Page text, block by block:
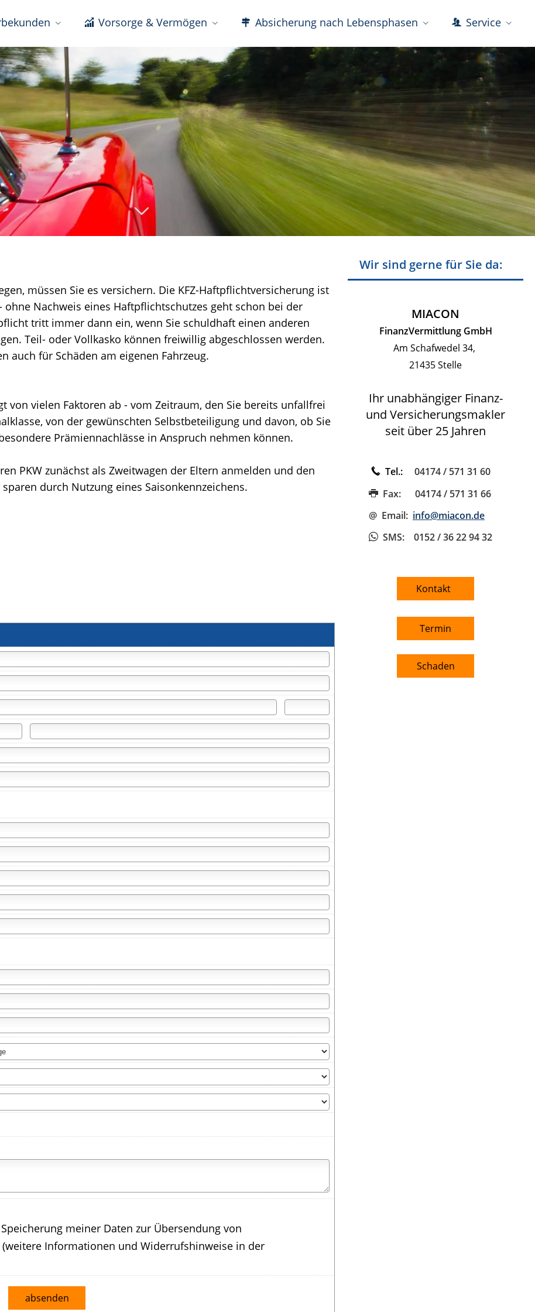
Vorsorge & Vermögen Absicherung nach Lebensphasen Service
Wir sind gerne für Sie da:
MIACON
FinanzVermittlung GmbH
Am Schafwedel 34,
21435 Stelle
Ihr unabhängiger Finanz-
und Versicherungsmakler
seit über 25 Jahren
Tel.: 04174 / 571 31 60
Fax: 04174 / 571 31 66
@ Email: info@miacon.de
SMS: 0152 / 36 22 94 32
Kontakt
Termin
Schaden
müssen Sie es versichern. Die KFZ-Haftpflichtversicherung ist
ohne Nachweis eines Haftpflichtschutzes geht schon bei der
tritt immer dann ein, wenn Sie schuldhaft einen anderen
Teil- oder Vollkasko können freiwillig abgeschlossen werden.
auch für Schäden am eigenen Fahrzeug.
von vielen Faktoren ab - vom Zeitraum, den Sie bereits unfallfrei
von der gewünschten Selbstbeteiligung und davon, ob Sie
Prämiennachlässe in Anspruch nehmen können.
PKW zunächst als Zweitwagen der Eltern anmelden und den
durch Nutzung eines Saisonkennzeichens.
meiner Daten zur Übersendung von
Informationen und Widerrufshinweise in der
absenden